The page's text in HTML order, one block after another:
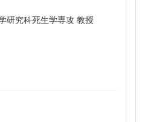
研究科死生学専攻 教授